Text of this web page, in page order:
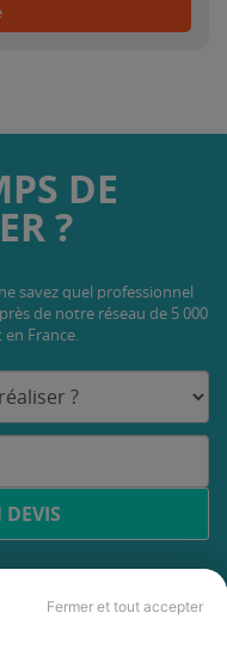
Fermer et tout accepter
DE
?
savez quel professionnel
de notre réseau de 5 000
France.